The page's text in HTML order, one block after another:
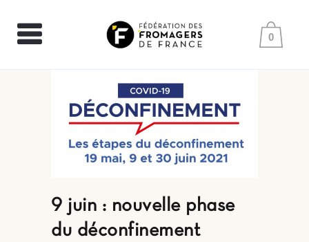
0
9 juin : nouvelle phase
du déconfinement